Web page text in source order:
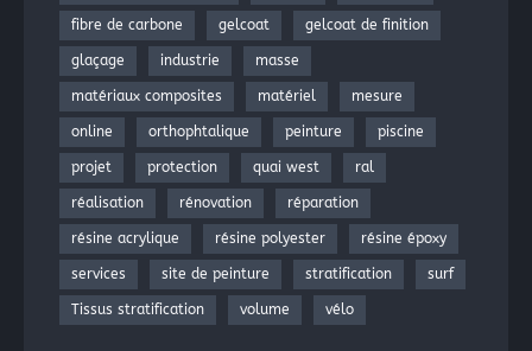
fibre de carbone gelcoat gelcoat de finition
glaçage industrie masse
matériaux composites matériel mesure
online orthophtalique peinture piscine
projet protection quai west ral
réalisation rénovation réparation
résine acrylique résine polyester résine époxy
services site de peinture stratification surf
Tissus stratification volume vélo